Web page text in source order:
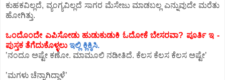
ಕುಹಕವಿಲ್ಲದೆ, ವ್ಯಂಗ್ಯವಿಲ್ಲದೆ ಸಾಗರ ಮೆಸೇಜು ಮಾಡಬಲ್ಲ ಎನ್ನುವುದೇ ಮರೆತು
ಹೋಗಿತ್ತು.
ಒಂದೊಂದೇ ಎಪಿಸೋಡು ಹುಡುಕುಡುಕಿ ಓದೋಕೆ ಬೇಸರವಾ? ಪೂರ್ತಿ ಇ -
ಪುಸ್ತಕ ತೆಗೆದುಕೊಳ್ಳಲುಇಲ್ಲಿ ಕ್ಲಿಕ್ಕಿಸಿ.
ʼನಂದೂ ಅಷ್ಟೇ ಕಣೋ. ಮಾಮೂಲಿ ನಡೀತಿದೆ. ಕೆಲಸ ಕೆಲಸ ಕೆಲಸ ಅಷ್ಟೇʼ
ʼಮಗಳು ಚೆನ್ನಾಗಿದ್ದಾಳೆʼ